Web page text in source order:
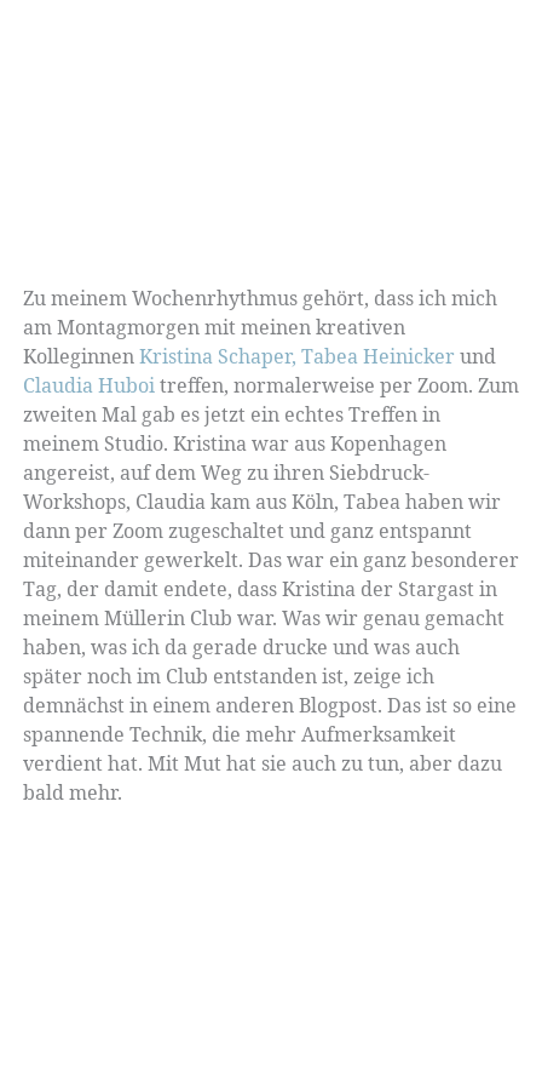
Zu meinem Wochenrhythmus gehört, dass ich mich
am Montagmorgen mit meinen kreativen
KolleginnenKristina Schaper, Tabea Heinicker und
Claudia Huboitreffen, normalerweise per Zoom. Zum
zweiten Mal gab es jetzt ein echtes Treffen in
meinem Studio. Kristina war aus Kopenhagen
angereist, auf dem Weg zu ihren Siebdruck-
Workshops, Claudia kam aus Köln, Tabea haben wir
dann per Zoom zugeschaltet und ganz entspannt
miteinander gewerkelt. Das war ein ganz besonderer
Tag, der damit endete, dass Kristina der Stargast in
meinem Müllerin Club war. Was wir genau gemacht
haben, was ich da gerade drucke und was auch
später noch im Club entstanden ist, zeige ich
demnächst in einem anderen Blogpost. Das ist so eine
spannende Technik, die mehr Aufmerksamkeit
verdient hat. Mit Mut hat sie auch zu tun, aber dazu
bald mehr.